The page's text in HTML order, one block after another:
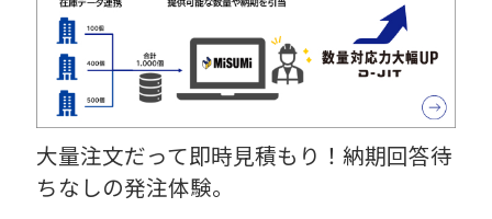
大量注文だって即時見積もり！納期回答待
ちなしの発注体験。